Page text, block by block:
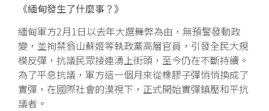
《緬甸發生了什麼事？》
緬甸軍方2月1日以去年大選舞弊為由，無預警發動政
變，並拘禁翁山蘇姬等執政黨高層官員，引發全民大規
模反彈，抗議民眾接連湧上街頭，至今仍在不斷持續。
為了平息抗議，軍方這一個月來從橡膠子彈悄悄換成了
實彈，在國際社會的漠視下，正式開始實彈鎮壓和平抗
議者。